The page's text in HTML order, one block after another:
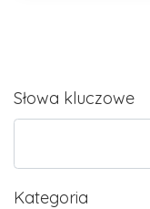
Słowa kluczowe
Kategoria